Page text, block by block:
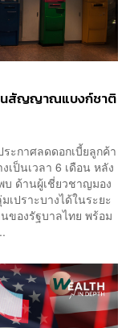
นสัญญาณแบงก์ชาติ
ะกาศลดดอกเบี้ยลูกค้า
เป็นเวลา 6 เดือน หลัง
บ ด้านผู้เชี่ยวชาญมอง
ปราะบางได้ในระยะ
ของรัฐบาลไทย พร้อม